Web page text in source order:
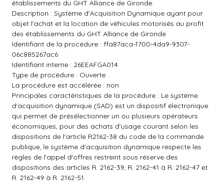
établissements du GHT Alliance de Gironde
Description : Système d'Acquisition Dynamique ayant pour
objet l'achat et la location de véhicules motorisés au profit
des établissements du GHT Alliance de Gironde
Identifiant de la procédure : ffa87aca-1700-4da9-9307-
06c885267ac6
Identifiant interne : 26EEAFGA014
Type de procédure : Ouverte
La procédure est accélérée : non
Principales caractéristiques de la procédure : Le système
d'acquisition dynamique (SAD) est un dispositif électronique
qui permet de présélectionner un ou plusieurs opérateurs
économiques, pour des achats d'usage courant selon les
dispositions de l'article R2162-38 du code de la commande
publique, le système d'acquisition dynamique respecte les
règles de l'appel d'offres restreint sous réserve des
dispositions des articles R. 2162-39, R. 2162-41 à R. 2162-47 et
R. 2162-49 à R. 2162-51.